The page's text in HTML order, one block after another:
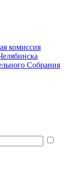
комиссия
Собрания